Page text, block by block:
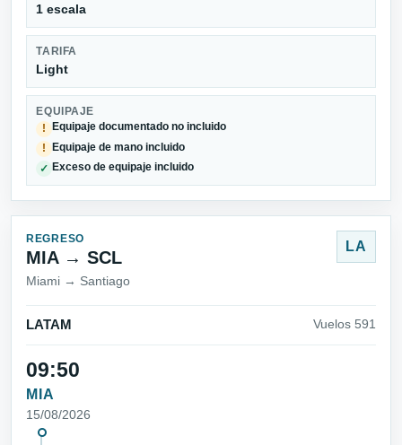
1 escala
TARIFA
Light
EQUIPAJE
!
Equipaje documentado no incluido
! Equipaje de mano incluido
✓ Exceso de equipaje incluido
REGRESO
MIA → SCL
Miami → Santiago
LA
LATAM Vuelos 591
09:50
MIA
15/08/2026